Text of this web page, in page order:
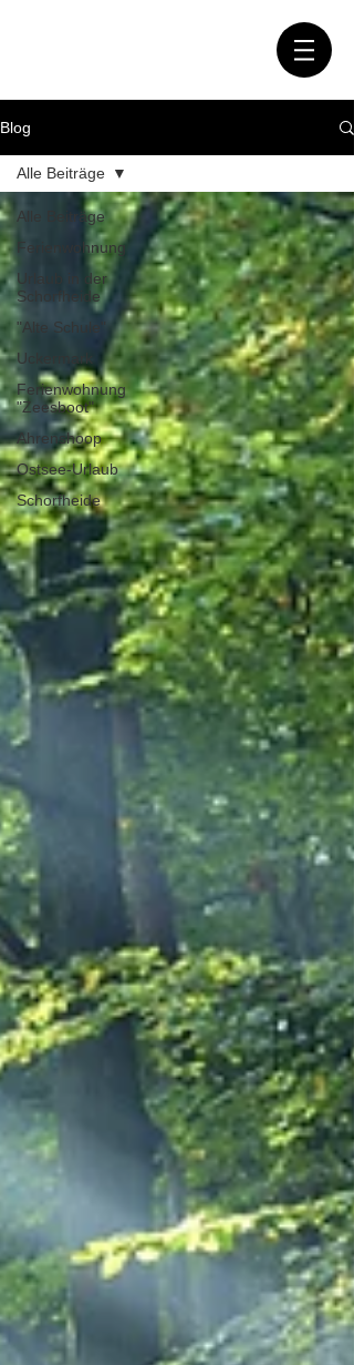
Blog
Alle Beiträge
Ferienwohnung
Urlaub in der
Schorfheide
"Alte Schule"
Uckermark
Ferienwohnung
"Zeesboot"
Ahrenshoop
Ostsee-Urlaub
Schorfheide
Alle Beiträge